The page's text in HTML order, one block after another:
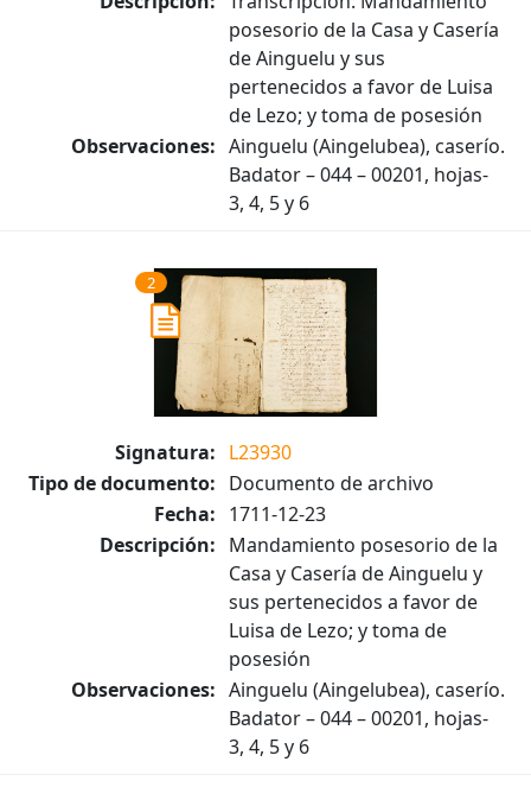
posesorio de la Casa y Casería
de Ainguelu y sus
pertenecidos a favor de Luisa
de Lezo; y toma de posesión
Observaciones: Ainguelu (Aingelubea), caserío.
Badator – 044 – 00201, hojas-
3, 4, 5 y 6
2
Signatura: L23930
Tipo de documento: Documento de archivo
Fecha: 1711-12-23
Descripción: Mandamiento posesorio de la
Casa y Casería de Ainguelu y
sus pertenecidos a favor de
Luisa de Lezo; y toma de
posesión
Observaciones: Ainguelu (Aingelubea), caserío.
Badator – 044 – 00201, hojas-
3, 4, 5 y 6